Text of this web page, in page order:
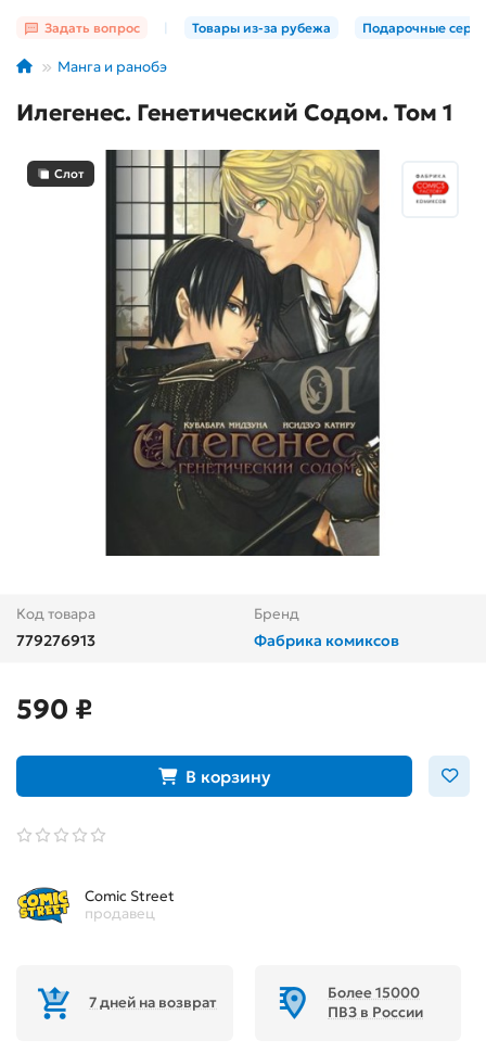
Задать вопрос Товары из-за рубежа Подарочные
Манга и ранобэ
Илегенес. Генетический Содом. Том 1
Слот
Код товара
779276913
Бренд
Фабрика комиксов
590 ₽
В корзину
Comic Street
продавец
7 дней на возврат
Более 15000
ПВЗ в России